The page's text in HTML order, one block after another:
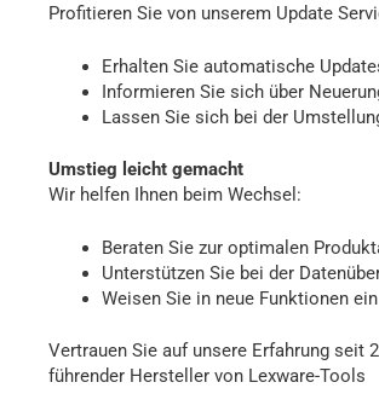
Profitieren Sie von unserem Update
Erhalten Sie automatische
Informieren Sie sich über
Lassen Sie sich bei der
Umstieg leicht gemacht
Wir helfen Ihnen beim Wechsel:
Beraten Sie zur optimalen
Unterstützen Sie bei der
Weisen Sie in neue Funktionen ein
Vertrauen Sie auf unsere Erfahrung seit
führender Hersteller von Lexware-Tools